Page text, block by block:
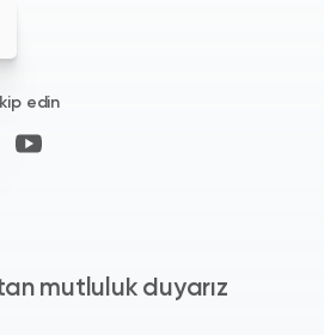
edin
mutluluk duyarız